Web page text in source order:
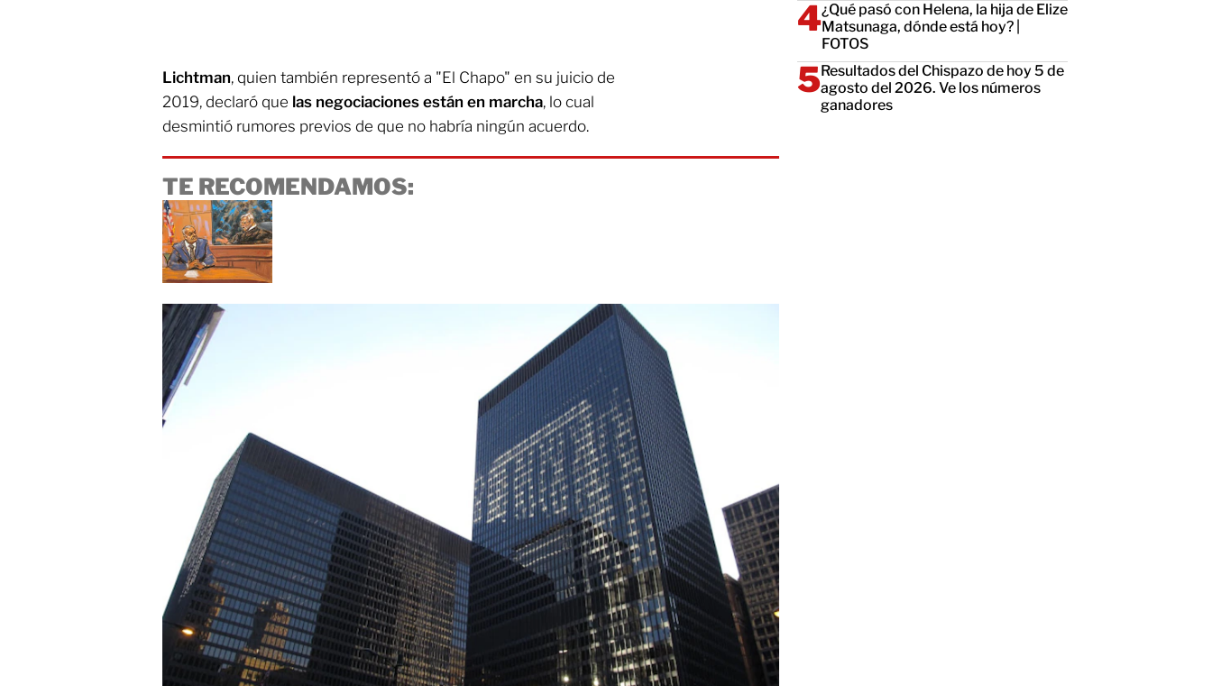
Lichtman, quien también representó a "El Chapo" en su juicio de
2019, declaró que las negociaciones están en marcha, lo cual
desmintió rumores previos de que no habría ningún acuerdo.
TE RECOMENDAMOS:
¿Qué pasó con Helena, la hija de Elize
Matsunaga, dónde está hoy? |
FOTOS
Resultados del Chispazo de hoy 5 de
agosto del 2026. Ve los números
ganadores